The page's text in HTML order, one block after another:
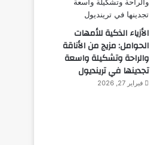
الأزياء الذكية للأمهات
الحوامل: مزيج من الأناقة
والراحة وتشكيلة واسعة
تجدينها في ترينديول
فبراير 27, 2026